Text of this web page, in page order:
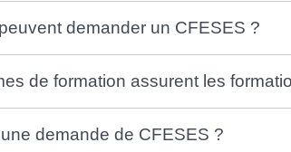
demander un CFESES ?
de formation assurent les
demande de CFESES ?